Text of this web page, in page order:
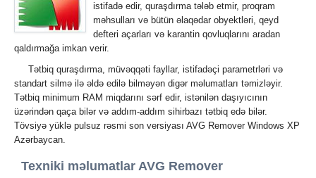
istifadə edir, quraşdırma tələb etmir, proqram
məhsulları və bütün əlaqədar obyektləri, qeyd
defteri açarları və karantin qovluqlarını aradan
qaldırmağa imkan verir.
Tətbiq quraşdırma, müvəqqəti fayllar, istifadəçi parametrləri və
standart silmə ilə əldə edilə bilməyən digər məlumatları təmizləyir.
Tətbiq minimum RAM miqdarını sərf edir, istənilən daşıyıcının
üzərindən qaça bilər və addım-addım sihirbazı tətbiq edə bilər.
Tövsiyə yüklə pulsuz rəsmi son versiyası AVG Remover Windows XP
Azərbaycan.
Texniki məlumatlar AVG Remover